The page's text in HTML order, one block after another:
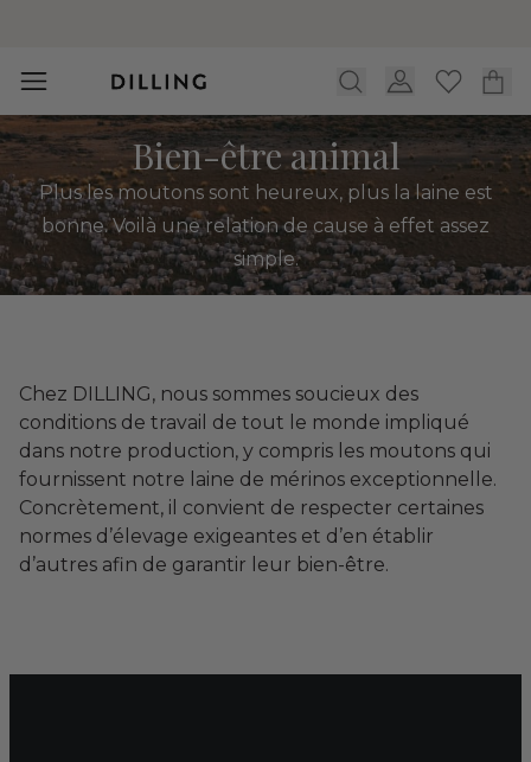
Bien-être animal
Plus les moutons sont heureux, plus la laine est
bonne. Voilà une relation de cause à effet assez
simple.
Chez DILLING, nous sommes soucieux des
conditions de travail de tout le monde impliqué
dans notre production, y compris les moutons qui
fournissent notre laine de mérinos exceptionnelle.
Concrètement, il convient de respecter certaines
normes d’élevage exigeantes et d’en établir
d’autres afin de garantir leur bien-être.